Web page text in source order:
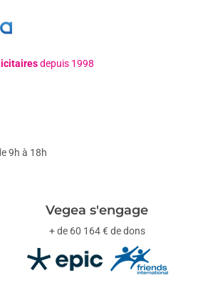
depuis 1998
9h à 18h
Vegea s'engage
+ de 60 164 € de dons